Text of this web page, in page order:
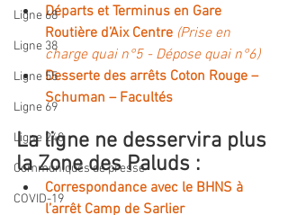
Ligne 68
Ligne 38
Ligne 55
Ligne 69
Ligne 240
Communiqués de presse
COVID-19
Départs et Terminus en Gare
Routière d’Aix Centre (Prise en
charge quai n°5 - Dépose quai n°6)
Desserte des arrêts Coton Rouge –
Schuman – Facultés
La ligne ne desservira plus
la Zone des Paluds :
Correspondance avec le BHNS à
l’arrêt Camp de Sarlier